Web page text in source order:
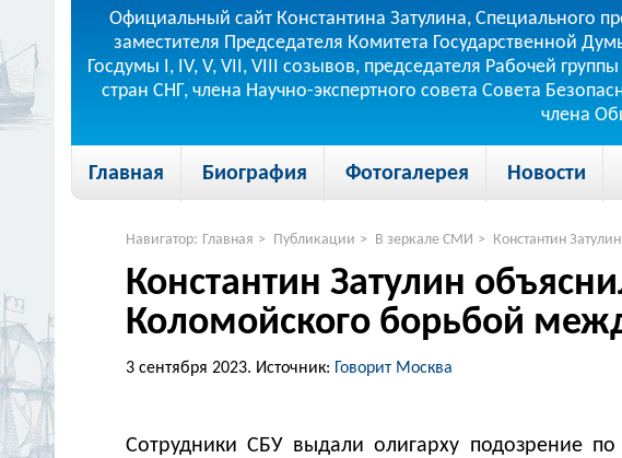
Официальный сайт Константина Затулина, Специального
заместителя Председателя Комитета Государственной
Госдумы I, IV, V, VII, VIII созывов, председателя Рабочей
стран СНГ, члена Научно-экспертного совета Совета
члена
Главная Биография Фотогалерея Новости
Навигатор: Главная > Публикации > В зеркале СМИ > Константин
Константин Затулин
Коломойского борьбой
3 сентября 2023. Источник: Говорит Москва
Сотрудники СБУ выдали олигарху подозрение по